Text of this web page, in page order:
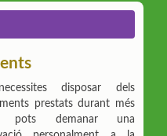
disposar dels
prestats durant més
pots demanar una